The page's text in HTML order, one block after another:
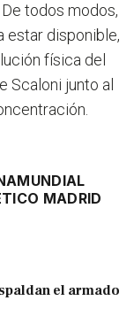
todos modos,
estar disponible,
física del
Scaloni junto al
MUNDIAL
MADRID
el armado